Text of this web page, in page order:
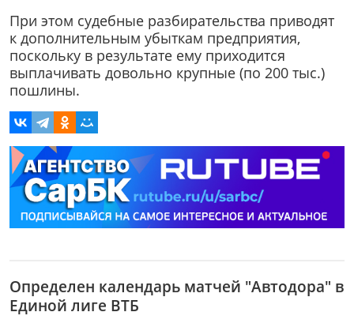
При этом судебные разбирательства приводят
к дополнительным убыткам предприятия,
поскольку в результате ему приходится
выплачивать довольно крупные (по 200 тыс.)
пошлины.
Определен календарь матчей "Автодора" в
Единой лиге ВТБ